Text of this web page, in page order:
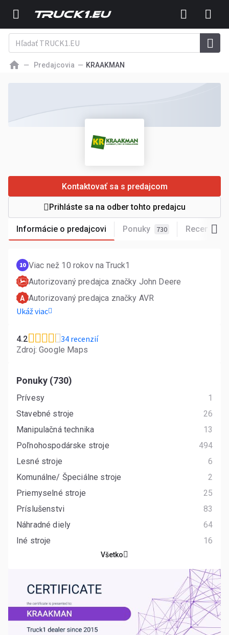
Predajcovia KRAAKMAN
Informácie o predajcovi Ponuky 730 Recenzií
Kontaktovať sa s predajcom
Prihláste sa na odber tohto predajcu
10 Viac než 10 rokov na Truck1
Autorizovaný predajca značky John Deere
A Autorizovaný predajca značky AVR
Ukáž viac
4.2 34 recenzií
Zdroj: Google Maps
Ponuky (730)
Prívesy
1
Stavebné stroje
26
Manipulačná technika
13
Poľnohospodárske stroje
494
Lesné stroje
6
Komunálne/ Špeciálne stroje
2
Priemyselné stroje
25
Príslušenstvi
83
Náhradné diely
64
Iné stroje
16
Všetko